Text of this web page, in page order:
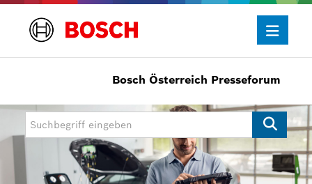
Presseinformationen
Allgemein/Wirtschaft
Bosch Innovationspreis
eBike Systems
Bosch Österreich Presseforum